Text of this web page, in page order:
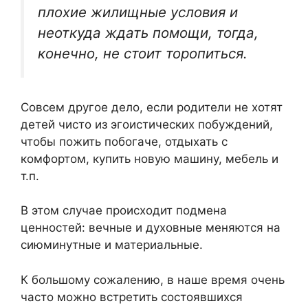
плохие жилищные условия и
неоткуда ждать помощи, тогда,
конечно, не стоит торопиться.
Совсем другое дело, если родители не хотят
детей чисто из эгоистических побуждений,
чтобы пожить побогаче, отдыхать с
комфортом, купить новую машину, мебель и
т.п.
В этом случае происходит подмена
ценностей: вечные и духовные меняются на
сиюминутные и материальные.
К большому сожалению, в наше время очень
часто можно встретить состоявшихся